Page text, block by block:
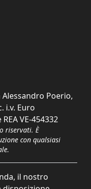
Poerio,
i.v. Euro
VE-454332
riservati. È
con qualsiasi
il nostro